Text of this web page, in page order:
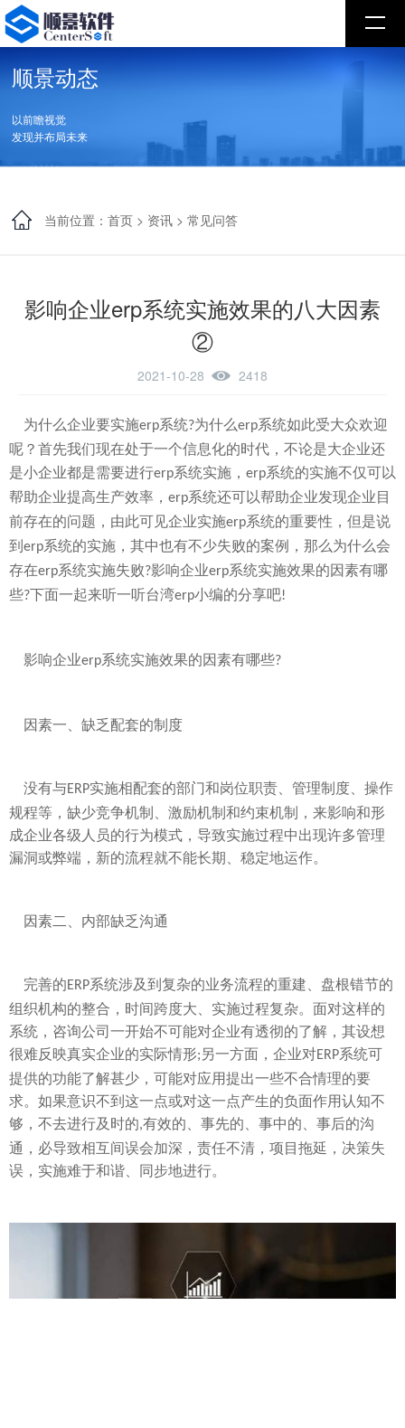
顺景动态
以前瞻视觉
发现并布局未来
当前位置：首页 > 资讯 >常见问答
影响企业erp系统实施效果的八大因素
②
2021-10-28 2418
为什么企业要实施erp系统?为什么erp系统如此受大众欢迎
呢？首先我们现在处于一个信息化的时代，不论是大企业还
是小企业都是需要进行erp系统实施， erp系统的实施不仅可以
帮助企业提高生产效率， erp系统还可以帮助企业发现企业目
前存在的问题，由此可见企业实施erp系统的重要性，但是说
到 erp系统的实施，其中也有不少失败的案例，那么为什么会
存在erp系统实施失败?影响企业erp系统实施效果的因素有哪
些?下面一起来听一听台湾erp小编的分享吧!
影响企业erp系统实施效果的因素有哪些?
因素一、缺乏配套的制度
没有与ERP实施相配套的部门和岗位职责、管理制度、操作
规程等，缺少竞争机制、激励机制和约束机制，来影响和形
成企业各级人员的行为模式，导致实施过程中出现许多管理
漏洞或弊端，新的流程就不能长期、稳定地运作。
因素二、内部缺乏沟通
完善的ERP系统涉及到复杂的业务流程的重建、盘根错节的
组织机构的整合，时间跨度大、实施过程复杂。面对这样的
系统，咨询公司一开始不可能对企业有透彻的了解，其设想
很难反映真实企业的实际情形;另一方面，企业对ERP系统可
提供的功能了解甚少，可能对应用提出一些不合情理的要
求。如果意识不到这一点或对这一点产生的负面作用认知不
够，不去进行及时的,有效的、事先的、事中的、事后的沟
通，必导致相互间误会加深，责任不清，项目拖延，决策失
误，实施难于和谐、同步地进行。